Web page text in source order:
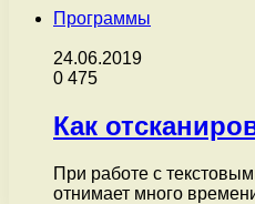
Программы
24.06.2019
0 475
Как
При работе с
отнимает много